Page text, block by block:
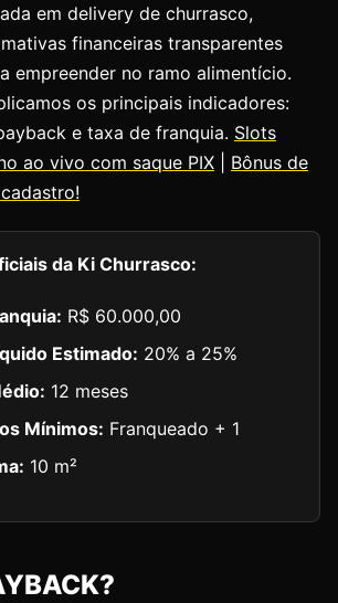
em delivery de churrasco,
financeiras transparentes
empreender no ramo alimentício.
os principais indicadores:
e taxa de franquia. Slots
ao vivo com saque PIX
Bônus de
da Ki Churrasco:
R$ 60.000,00
Estimado: 20% a 25%
12 meses
Mínimos: Franqueado + 1
10 m²